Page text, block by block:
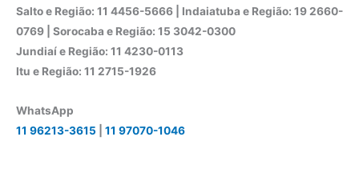
Salto e Região: 11 4456-5666 | Indaiatuba e Região: 19 2660-
0769 | Sorocaba e Região: 15 3042-0300
Jundiaí e Região: 11 4230-0113
Itu e Região: 11 2715-1926
WhatsApp
11 96213-3615
11 97070-1046